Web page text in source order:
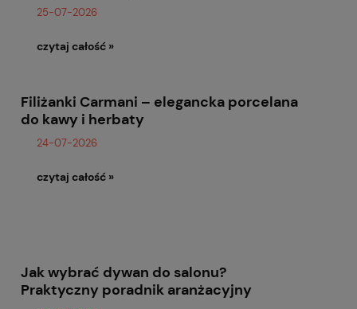
25-07-2026
czytaj całość »
Filiżanki Carmani – elegancka porcelana
do kawy i herbaty
24-07-2026
czytaj całość »
Jak wybrać dywan do salonu?
Praktyczny poradnik aranżacyjny